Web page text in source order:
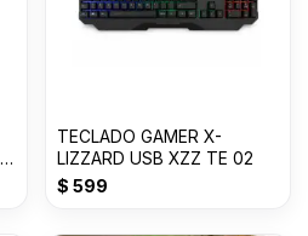
TECLADO GAMER X-
LIZZARD USB XZZ TE 02
$ 599